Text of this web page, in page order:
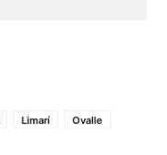
Limarí
Ovalle